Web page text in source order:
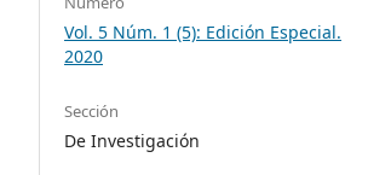
Vol. 5 Núm. 1 (5): Edición Especial.
2020
Sección
De Investigación